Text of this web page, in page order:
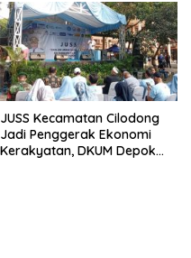
JUSS Kecamatan Cilodong
Jadi Penggerak Ekonomi
Kerakyatan, DKUM Depok